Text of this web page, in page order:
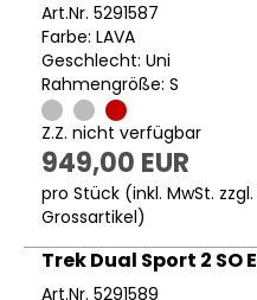
Art.Nr. 5291587
Farbe: LAVA
Geschlecht: Uni
Rahmengröße: S
Z.Z. nicht verfügbar
949,00 EUR
pro Stück (inkl. MwSt. zzgl.
Grossartikel)
Trek Dual Sport 2 SO
Art.Nr. 5291589